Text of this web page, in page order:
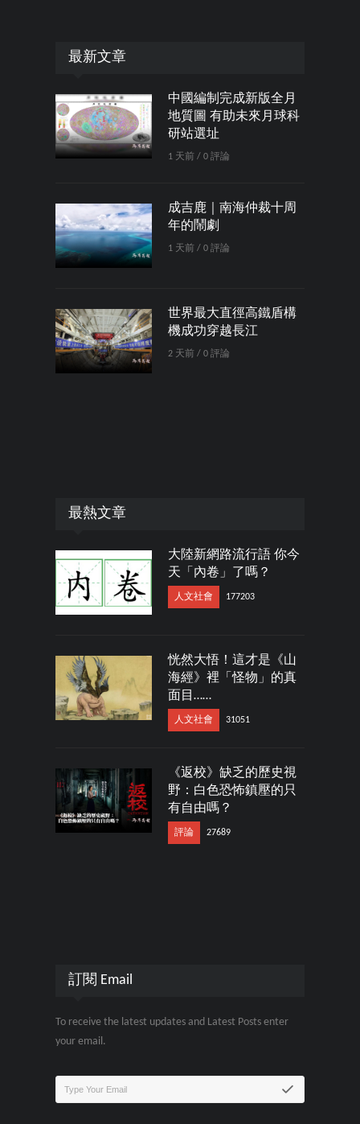
最新文章
中國編制完成新版全月
地質圖 有助未來月球科
研站選址
1 天前 / 0 評論
成吉鹿｜南海仲裁十周
年的鬧劇
1 天前 / 0 評論
世界最大直徑高鐵盾構
機成功穿越長江
2 天前 / 0 評論
最熱文章
大陸新網路流行語 你今
天「內卷」了嗎？
人文社會 177203
恍然大悟！這才是《山
海經》裡「怪物」的真
面目……
人文社會 31051
《返校》缺乏的歷史視
野：白色恐怖鎮壓的只
有自由嗎？
評論 27689
訂閱 Email
To receive the latest updates and Latest Posts enter
your email.